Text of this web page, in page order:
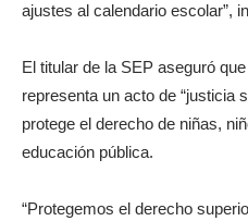
ajustes al calendario escolar”,
El titular de la SEP aseguró
representa un acto de “justicia
protege el derecho de niñas,
educación pública.
“Protegemos el derecho